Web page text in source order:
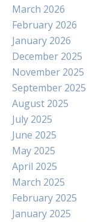
March 2026
February 2026
January 2026
December 2025
November 2025
September 2025
August 2025
July 2025
June 2025
May 2025
April 2025
March 2025
February 2025
January 2025